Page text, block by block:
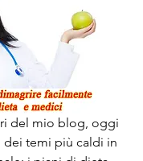
del mio blog, oggi
temi più caldi in